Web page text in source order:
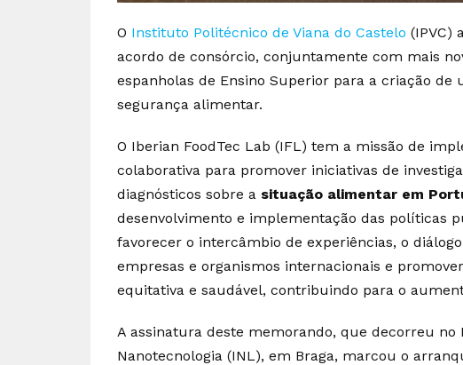
O Instituto Politécnico de Viana do Castelo (IPVC)
acordo de consórcio, conjuntamente com mais
espanholas de Ensino Superior para a criação
segurança alimentar.
O Iberian FoodTec Lab (IFL) tem a missão de
colaborativa para promover iniciativas de
diagnósticos sobre a situação alimentar em
desenvolvimento e implementação das políticas
favorecer o intercâmbio de experiências, o
empresas e organismos internacionais e
equitativa e saudável, contribuindo para o
A assinatura deste memorando, que decorreu
Nanotecnologia (INL), em Braga, marcou o